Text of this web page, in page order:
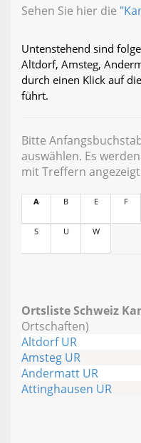
Sehen Sie hier die
Untenstehend sind
Altdorf, Amsteg,
durch einen Klick auf
führt.
Bitte
auswählen. Es
mit Treffern
A B E F
S U W
Ortsliste Schweiz
Ortschaften)
Altdorf UR
Amsteg UR
Andermatt UR
Attinghausen UR